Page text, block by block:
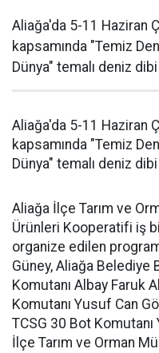
Aliağa'da 5-11 Haziran
kapsamında "Temiz
Dünya" temalı deniz
Aliağa'da 5-11 Haziran
kapsamında "Temiz
Dünya" temalı deniz
Aliağa İlçe Tarım ve
Ürünleri Kooperatifi iş
organize edilen
Güney, Aliağa Belediye
Komutanı Albay Faruk
Komutanı Yusuf Can
TCSG 30 Bot Komutanı
İlçe Tarım ve Orman